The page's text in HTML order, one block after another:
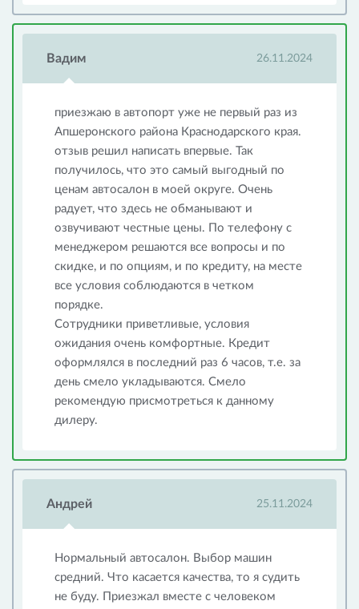
Вадим 26.11.2024
приезжаю в автопорт уже не первый раз из
Апшеронского района Краснодарского края.
отзыв решил написать впервые. Так
получилось, что это самый выгодный по
ценам автосалон в моей округе. Очень
радует, что здесь не обманывают и
озвучивают честные цены. По телефону с
менеджером решаются все вопросы и по
скидке, и по опциям, и по кредиту, на месте
все условия соблюдаются в четком
порядке.
Сотрудники приветливые, условия
ожидания очень комфортные. Кредит
оформлялся в последний раз 6 часов, т.е. за
день смело укладываются. Смело
рекомендую присмотреться к данному
дилеру.
Андрей 25.11.2024
Нормальный автосалон. Выбор машин
средний. Что касается качества, то я судить
не буду. Приезжал вместе с человеком